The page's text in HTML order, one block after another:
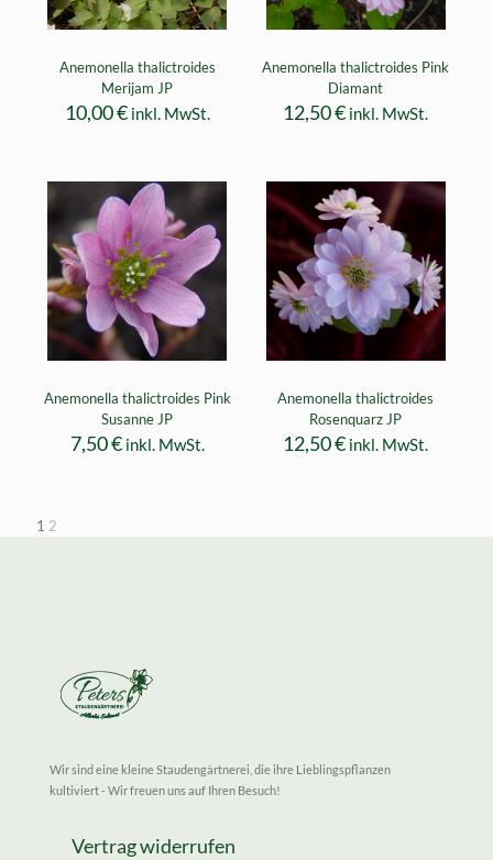
Anemonella thalictroides
Merijam JP
10,00€ inkl. MwSt.
Anemonella thalictroides Pink
Diamant
12,50€ inkl. MwSt.
Anemonella thalictroides Pink
Susanne JP
7,50€ inkl. MwSt.
Anemonella thalictroides
Rosenquarz JP
12,50€ inkl. MwSt.
1 2
Wir sind eine kleine Staudengärtnerei, die ihre Lieblingspflanzen
kultiviert - Wir freuen uns auf Ihren Besuch!
Vertrag widerrufen